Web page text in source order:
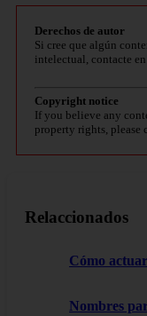
Derechos de autor
Si cree que algún
intelectual, contacte en
Copyright notice
If you believe any
property rights, please
Relaccionados
Cómo
Nombres